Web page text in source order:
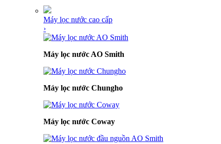
Máy lọc nước cao cấp
›
Máy lọc nước AO Smith
Máy lọc nước Chungho
Máy lọc nước Coway